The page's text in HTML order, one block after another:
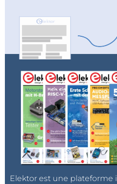
Elektor est une plateforme